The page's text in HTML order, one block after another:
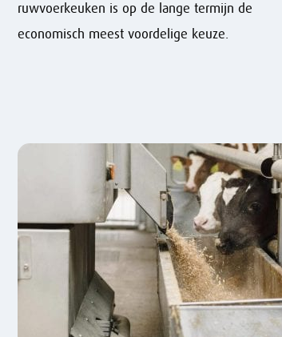
ruwvoerkeuken is op de lange termijn de
economisch meest voordelige keuze.